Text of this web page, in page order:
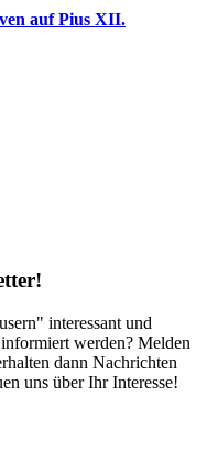
auf Pius XII.
interessant und
werden? Melden
dann Nachrichten
uns über Ihr Interesse!